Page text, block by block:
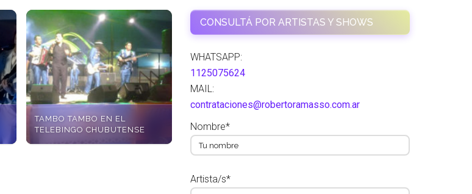
TAMBO TAMBO EN EL
TELEBINGO CHUBUTENSE
CONSULTÁ POR ARTISTAS Y SHOWS
WHATSAPP:
1125075624
MAIL:
contrataciones@robertoramasso.com.ar
Nombre*
Artista/s*